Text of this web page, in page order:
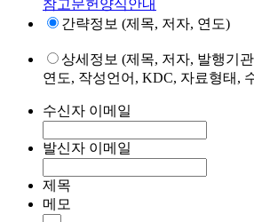
참고문헌양식안내
간략정보 (제목, 저자, 연도)
상세정보 (제목, 저자, 발행기
연도, 작성언어, KDC, 자료형태,
수신자 이메일
발신자 이메일
제목
메모